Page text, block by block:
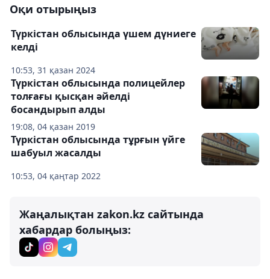
Оқи отырыңыз
10:53, 31 қазан 2024
Түркістан облысында үшем дүниеге
келді
19:08, 04 қазан 2019
Түркістан облысында полицейлер
толғағы қысқан әйелді
босандырып алды
10:53, 04 қаңтар 2022
Түркістан облысында тұрғын үйге
шабуыл жасалды
Жаңалықтан zakon.kz сайтында
хабардар болыңыз: